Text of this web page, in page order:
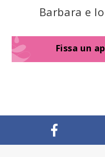
Barbara e
Fissa un